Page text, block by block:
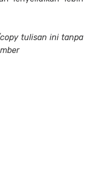
tulisan ini tanpa